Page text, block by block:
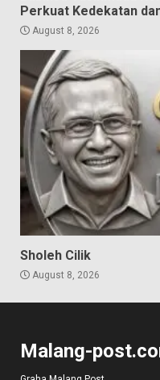
Perkuat Kedekatan
August 8, 2026
Sholeh Cilik
August 8, 2026
Malang-